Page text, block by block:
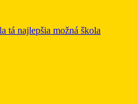
najlepšia možná škola